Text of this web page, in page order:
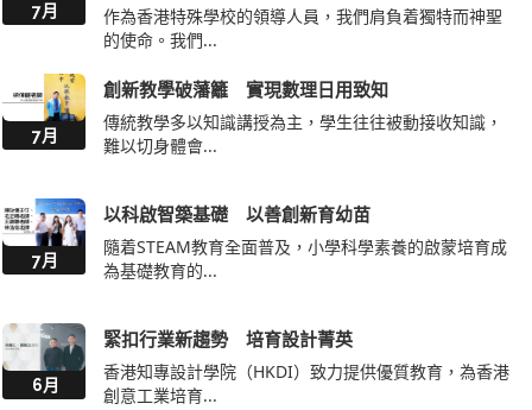
7月
作為香港特殊學校的領導人員，我們肩負着獨特而神聖
的使命。我們...
7月
創新教學破藩籬 實現數理日用致知
傳統教學多以知識講授為主，學生往往被動接收知識，
難以切身體會...
7月
以科啟智築基礎 以善創新育幼苗
隨着STEAM教育全面普及，小學科學素養的啟蒙培育成
為基礎教育的...
6月
緊扣行業新趨勢 培育設計菁英
香港知專設計學院（HKDI）致力提供優質教育，為香港
創意工業培育...